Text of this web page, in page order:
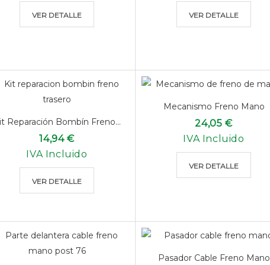
VER DETALLE VER DETALLE
Reparación Bombín Freno...
14,94 €
IVA Incluido
VER DETALLE
Mecanismo Freno Mano
24,05 €
IVA Incluido
VER DETALLE
Pasador Cable Freno Mano